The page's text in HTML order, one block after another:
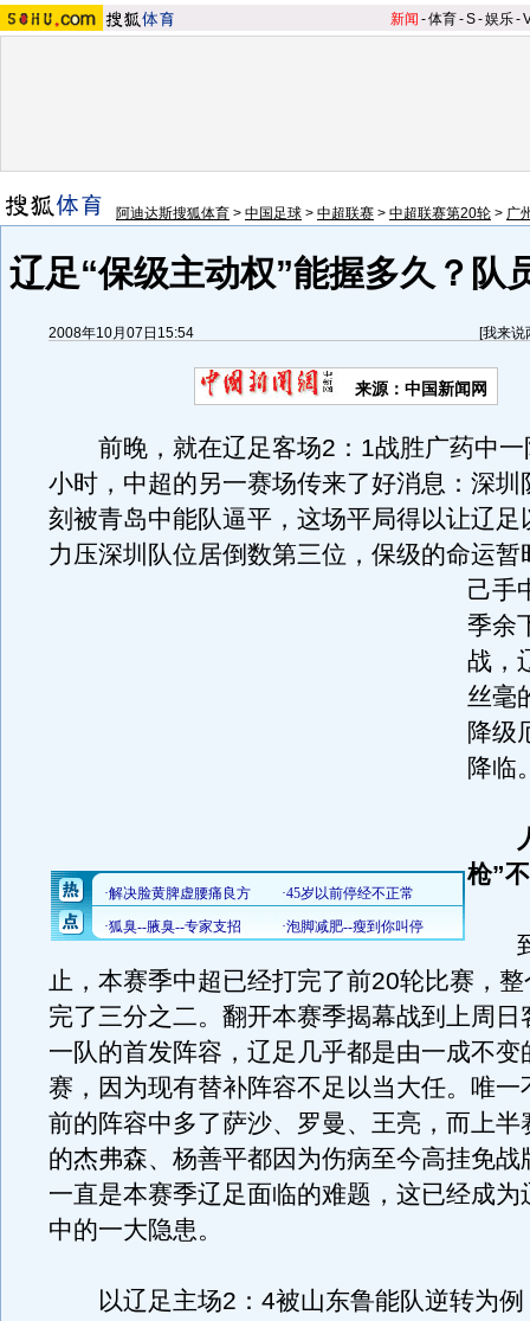
新闻 -体育-S-娱乐-
阿迪达斯搜狐体育 > 中国足球 > 中超联赛 > 中超联赛第20轮 > 广
辽足“保级主动权”能握多久？队
2008年10月07日15:54 [我来说
来源：中国新闻网
前晚，就在辽足客场2：1战胜广药中一
小时，中超的另一赛场传来了好消息：深圳
刻被青岛中能队逼平，这场平局得以让辽足
力压深圳队位居倒数第三位，保级的命运暂
己手
季余
战，
丝毫
降级
降临
枪”
到
止，本赛季中超已经打完了前20轮比赛，
完了三分之二。翻开本赛季揭幕战到上周日
一队的首发阵容，辽足几乎都是由一成不变
赛，因为现有替补阵容不足以当大任。唯一
前的阵容中多了萨沙、罗曼、王亮，而上半
的杰弗森、杨善平都因为伤病至今高挂免战
一直是本赛季辽足面临的难题，这已经成为
中的一大隐患。
以辽足主场2：4被山东鲁能队逆转为例